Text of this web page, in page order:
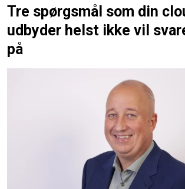
Tre spørgsmål som din
udbyder helst ikke vil
på